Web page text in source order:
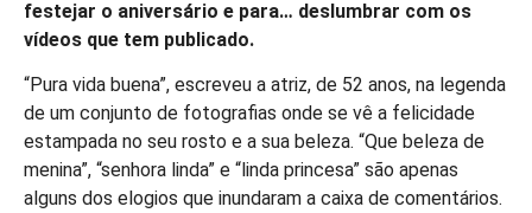
festejar o aniversário e para… deslumbrar com os
vídeos que tem publicado.
“Pura vida buena”, escreveu a atriz, de 52 anos, na legenda
de um conjunto de fotografias onde se vê a felicidade
estampada no seu rosto e a sua beleza. “Que beleza de
menina”, “senhora linda” e “linda princesa” são apenas
alguns dos elogios que inundaram a caixa de comentários.